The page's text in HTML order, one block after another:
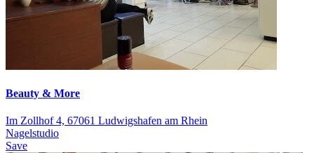
Beauty & More
Im Zollhof 4, 67061 Ludwigshafen am Rhein
Nagelstudio
Save